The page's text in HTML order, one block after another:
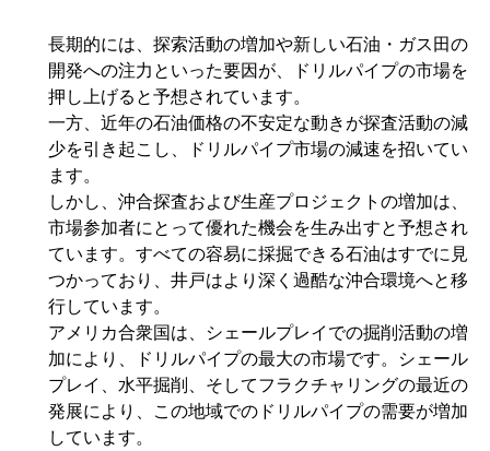
長期的には、探索活動の増加や新しい石油・ガス田の
開発への注力といった要因が、ドリルパイプの市場を
押し上げると予想されています。
一方、近年の石油価格の不安定な動きが探査活動の減
少を引き起こし、ドリルパイプ市場の減速を招いてい
ます。
しかし、沖合探査および生産プロジェクトの増加は、
市場参加者にとって優れた機会を生み出すと予想され
ています。すべての容易に採掘できる石油はすでに見
つかっており、井戸はより深く過酷な沖合環境へと移
行しています。
アメリカ合衆国は、シェールプレイでの掘削活動の増
加により、ドリルパイプの最大の市場です。シェール
プレイ、水平掘削、そしてフラクチャリングの最近の
発展により、この地域でのドリルパイプの需要が増加
しています。